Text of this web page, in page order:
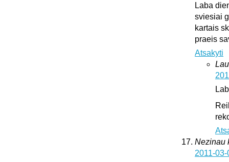
Laba
sviesiai
kartais
praeis
Atsakyti
Nezinau
2011-